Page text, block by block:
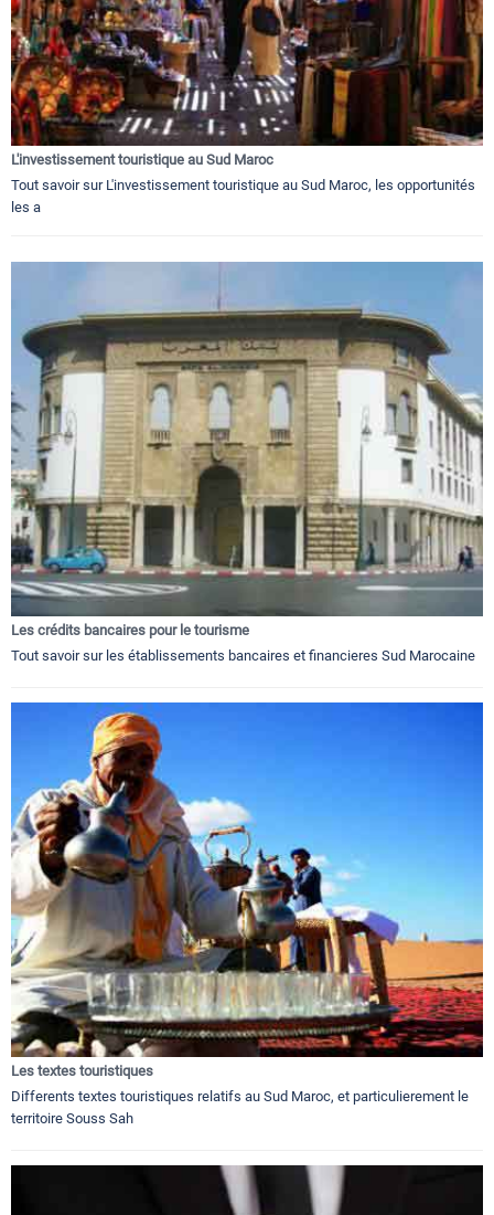
L'investissement touristique au Sud Maroc
Tout savoir sur L'investissement touristique au Sud Maroc, les opportunités
les a
Les crédits bancaires pour le tourisme
Tout savoir sur les établissements bancaires et financieres Sud Marocaine
Les textes touristiques
Differents textes touristiques relatifs au Sud Maroc, et particulierement le
territoire Souss Sah